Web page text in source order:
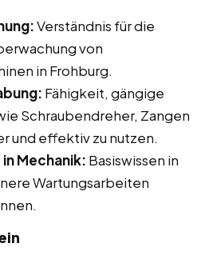
Verständnis für die
von
in Frohburg.
Fähigkeit, gängige
Schraubendreher, Zangen
und effektiv zu nutzen.
Mechanik: Basiswissen in
Wartungsarbeiten